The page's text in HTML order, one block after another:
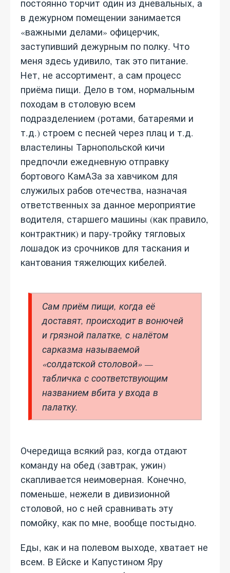
постоянно торчит один из дневальных, а
в дежурном помещении занимается
«важными делами» офицерчик,
заступивший дежурным по полку. Что
меня здесь удивило, так это питание.
Нет, не ассортимент, а сам процесс
приёма пищи. Дело в том, нормальным
походам в столовую всем
подразделением (ротами, батареями и
т.д.) строем с песней через плац и т.д.
властелины Тарнопольской кичи
предпочли ежедневную отправку
бортового КамАЗа за хавчиком для
служилых рабов отечества, назначая
ответственных за данное мероприятие
водителя, старшего машины (как правило,
контрактник) и пару-тройку тягловых
лошадок из срочников для таскания и
кантования тяжелющих кибелей.
Сам приём пищи, когда её
доставят, происходит в вонючей
и грязной палатке, с налётом
сарказма называемой
«солдатской столовой» —
табличка с соответствующим
названием вбита у входа в
палатку.
Очередища всякий раз, когда отдают
команду на обед (завтрак, ужин)
скапливается неимоверная. Конечно,
поменьше, нежели в дивизионной
столовой, но с ней сравнивать эту
помойку, как по мне, вообще постыдно.
Еды, как и на полевом выходе, хватает не
всем. В Ейске и Капустином Яру